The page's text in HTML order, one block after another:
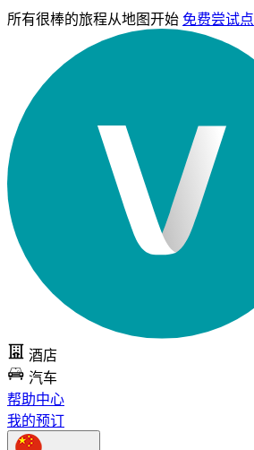
所有很棒的旅程从地图开始 免费尝试点
酒店
汽车
帮助中心
我的预订